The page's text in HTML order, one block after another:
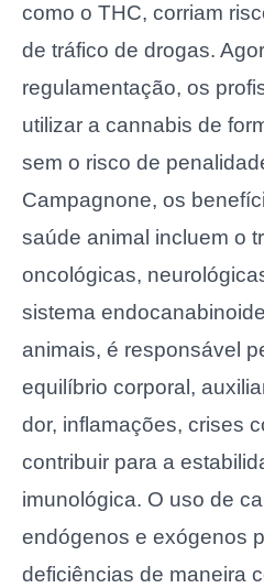
como o THC, corriam
de tráfico de drogas.
regulamentação, os
utilizar a cannabis de
sem o risco de
Campagnone, os
saúde animal incluem o
oncológicas,
sistema
animais, é responsável
equilíbrio corporal,
dor, inflamações, crises
contribuir para a
imunológica. O uso de
endógenos e exógenos
deficiências de maneira